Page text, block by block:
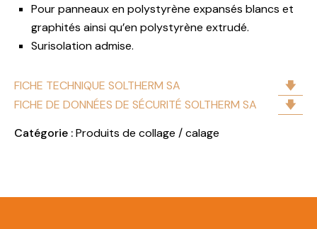
Pour panneaux en polystyrène expansés blancs et
graphités ainsi qu’en polystyrène extrudé.
Surisolation admise.
FICHE TECHNIQUE SOLTHERM SA
FICHE DE DONNÉES DE SÉCURITÉ SOLTHERM SA
Catégorie :Produits de collage / calage